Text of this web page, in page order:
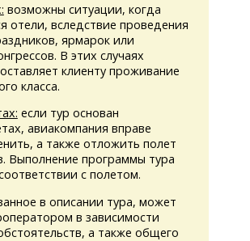
возможны ситуации, когда
отели, вследствие проведения
ярмарок или
В этих случаях
клиенту проживание
класса.
если тур основан
авиакомпания вправе
а также отложить полет
Выполнение программы тура
с полетом.
в описании тура, может
в зависимости
а также общего